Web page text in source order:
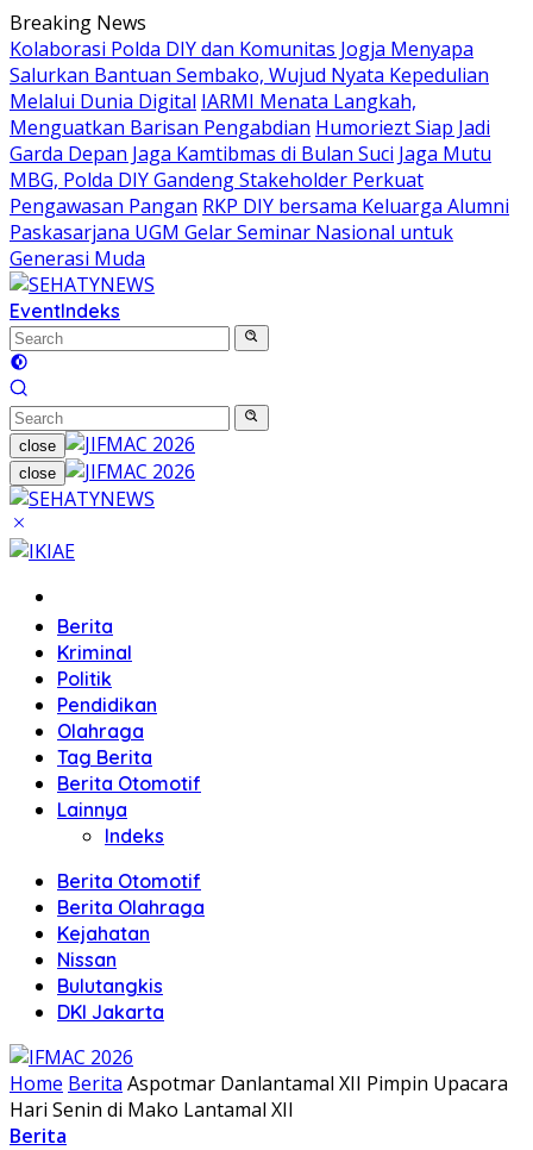
Skip
to
content
Breaking News
Kolaborasi Polda DIY dan Komunitas Jogja Menyapa
Salurkan Bantuan Sembako, Wujud Nyata Kepedulian
Melalui Dunia Digital IARMI Menata Langkah,
Menguatkan Barisan Pengabdian Humoriezt Siap Jadi
Garda Depan Jaga Kamtibmas di Bulan Suci Jaga Mutu
MBG, Polda DIY Gandeng Stakeholder Perkuat
Pengawasan Pangan RKP DIY bersama Keluarga Alumni
Paskasarjana UGM Gelar Seminar Nasional untuk
Generasi Muda
EventIndeks
close
close
Berita
Kriminal
Politik
Pendidikan
Olahraga
Tag Berita
Berita Otomotif
Lainnya
Indeks
Berita Otomotif
Berita Olahraga
Kejahatan
Nissan
Bulutangkis
DKI Jakarta
Home Berita Aspotmar Danlantamal XII Pimpin Upacara
Hari Senin di Mako Lantamal XIl
Berita